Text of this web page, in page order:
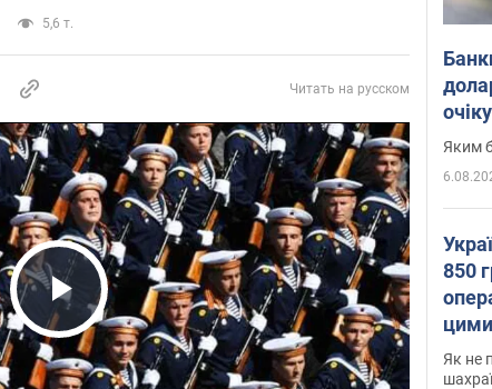
5,6 т.
Читать на русском
Play Video
Яким
850
Як не